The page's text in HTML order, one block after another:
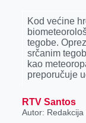
Kod većine
tegobe.
srčanim
kao
preporučuje
RTV Santos
Autor: